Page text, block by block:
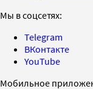
Мы в соцсетях:
Telegram
ВКонтакте
YouTube
Мобильное